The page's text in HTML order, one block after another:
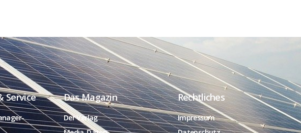
Service Das Magazin
Der Verlag
Rechtliches
Impressum